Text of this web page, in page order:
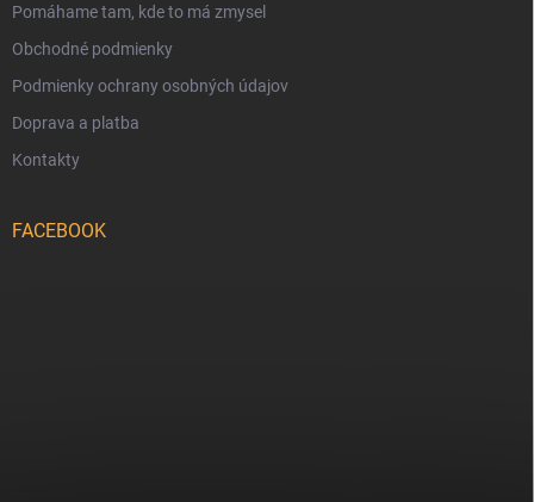
Pomáhame tam, kde to má zmysel
Obchodné podmienky
Podmienky ochrany osobných údajov
Doprava a platba
Kontakty
FACEBOOK